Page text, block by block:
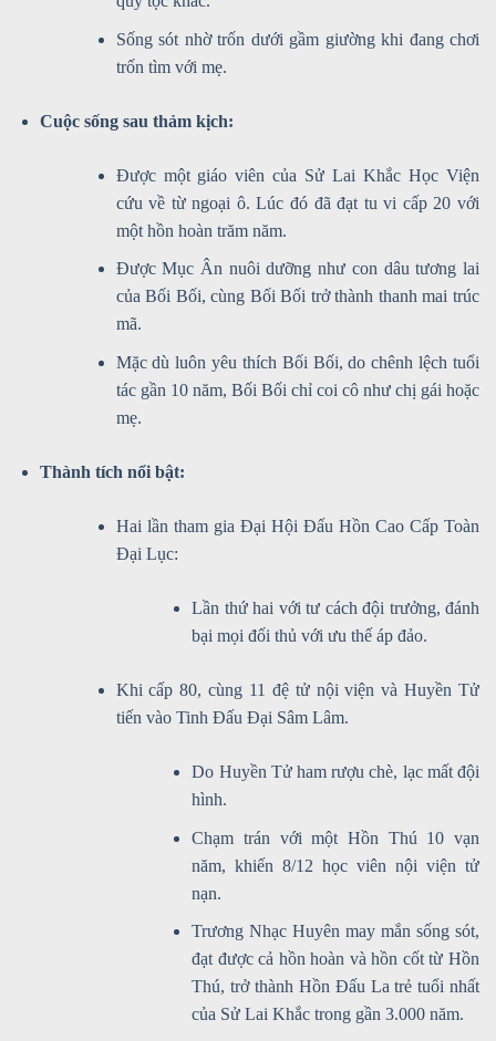
Sống sót nhờ trốn dưới gầm giường khi đang chơi
trốn tìm với mẹ.
Cuộc sống sau thảm kịch:
Được một giáo viên của Sử Lai Khắc Học Viện
cứu về từ ngoại ô. Lúc đó đã đạt tu vi cấp 20 với
một hồn hoàn trăm năm.
Được Mục Ân nuôi dưỡng như con dâu tương lai
của Bối Bối, cùng Bối Bối trở thành thanh mai trúc
mã.
Mặc dù luôn yêu thích Bối Bối, do chênh lệch tuổi
tác gần 10 năm, Bối Bối chỉ coi cô như chị gái hoặc
mẹ.
Thành tích nổi bật:
Hai lần tham gia Đại Hội Đấu Hồn Cao Cấp Toàn
Đại Lục:
Lần thứ hai với tư cách đội trưởng, đánh
bại mọi đối thủ với ưu thế áp đảo.
Khi cấp 80, cùng 11 đệ tử nội viện và Huyền Tử
tiến vào Tinh Đấu Đại Sâm Lâm.
Do Huyền Tử ham rượu chè, lạc mất đội
hình.
Chạm trán với một Hồn Thú 10 vạn
năm, khiến 8/12 học viên nội viện tử
nạn.
Trương Nhạc Huyên may mắn sống sót,
đạt được cả hồn hoàn và hồn cốt từ Hồn
Thú, trở thành Hồn Đấu La trẻ tuổi nhất
của Sử Lai Khắc trong gần 3.000 năm.